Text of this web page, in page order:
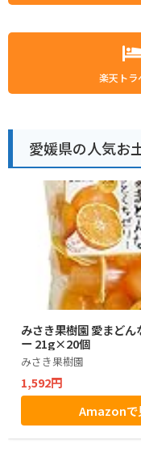
楽天トラ
愛媛県の人気お
みさき果樹園 愛まどん
ー 21g×20個
みさき果樹園
1,592円
Amazonで